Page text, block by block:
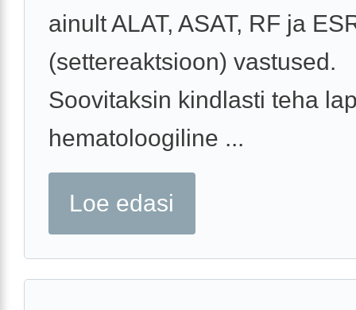
ainult ALAT, ASAT, RF ja
(settereaktsioon) vastused.
Soovitaksin kindlasti teha
hematoloogiline ...
Loe edasi